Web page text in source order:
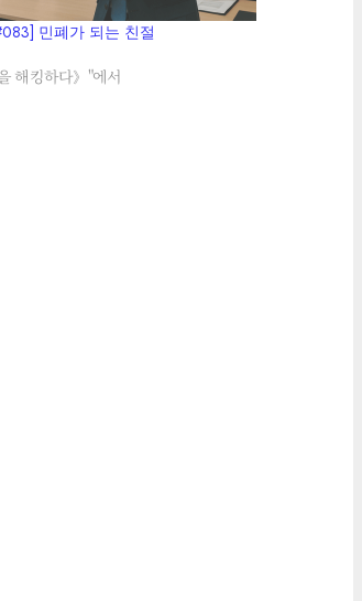
민폐가 되는 친절
해킹하다》"에서